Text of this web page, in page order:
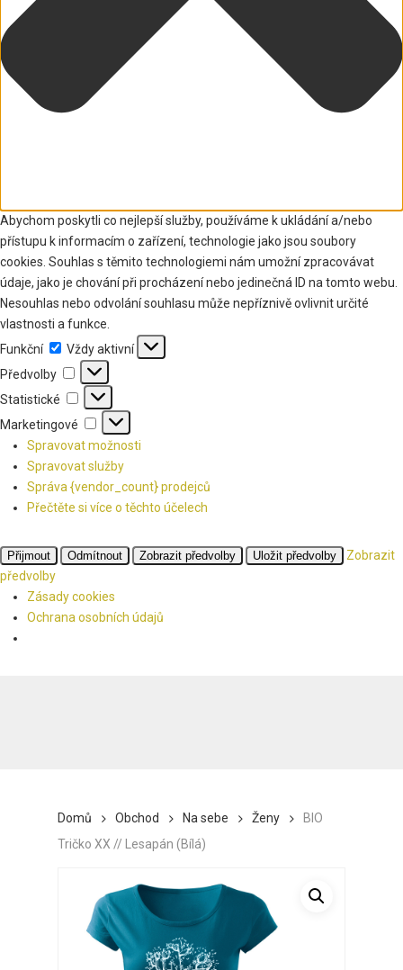
Abychom poskytli co nejlepší služby, používáme k ukládání a/nebo
přístupu k informacím o zařízení, technologie jako jsou soubory
cookies. Souhlas s těmito technologiemi nám umožní zpracovávat
údaje, jako je chování při procházení nebo jedinečná ID na tomto webu.
Nesouhlas nebo odvolání souhlasu může nepříznivě ovlivnit určité
vlastnosti a funkce.
Funkční
Funkční
Vždy aktivní
Předvolby
Předvolby
Statistické Statistické
Marketingové
Marketingové
Spravovat možnosti
Spravovat služby
Správa {vendor_count} prodejců
Přečtěte si více o těchto účelech
Přijmout Odmítnout Zobrazit předvolby Uložit předvolby
Zobrazit
předvolby
Zásady cookies
Ochrana osobních údajů
Domů Obchod Na sebe Ženy
BIO
Tričko XX // Lesapán (Bílá)